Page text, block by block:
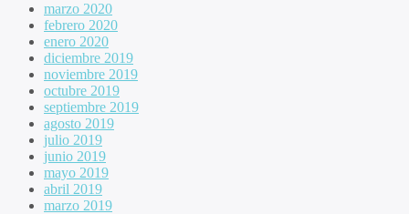
marzo 2020
febrero 2020
enero 2020
diciembre 2019
noviembre 2019
octubre 2019
septiembre 2019
agosto 2019
julio 2019
junio 2019
mayo 2019
abril 2019
marzo 2019